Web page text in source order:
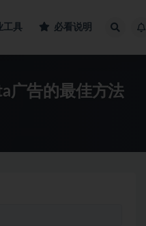
工具 必看说明
广告的最佳方法